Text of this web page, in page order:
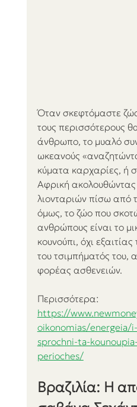
Όταν σκεφτόμαστε
τους περισσότερους
άνθρωπο, το μυαλό
ωκεανούς
κύματα καρχαρίες, ή
Αφρική ακολουθώντας
λιονταριών πίσω από
όμως, το ζώο που
ανθρώπους είναι το
κουνούπι, όχι
του τσιμπήματός του,
φορέας ασθενειών.
Περισσότερα:
https://
oikonomias/energeia/
sprochni-ta-
perioches/
Βραζιλία: Η